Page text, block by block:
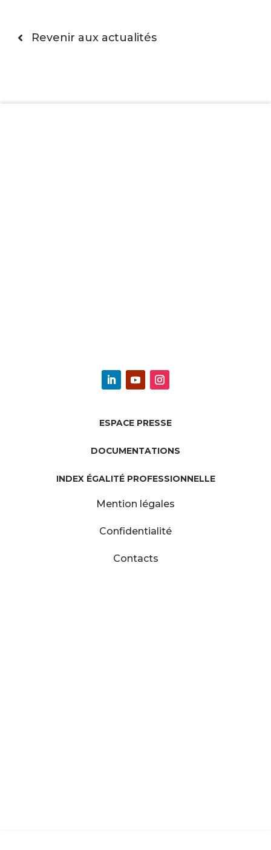
Revenir aux actualités
ESPACE PRESSE
DOCUMENTATIONS
INDEX ÉGALITÉ PROFESSIONNELLE
Mention légales
Confidentialité
Contacts